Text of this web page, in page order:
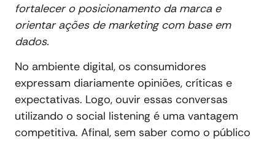
fortalecer o posicionamento da marca e
orientar ações de marketing com base em
dados.
No ambiente digital, os consumidores
expressam diariamente opiniões, críticas e
expectativas. Logo, ouvir essas conversas
utilizando o social listening é uma vantagem
competitiva. Afinal, sem saber como o público